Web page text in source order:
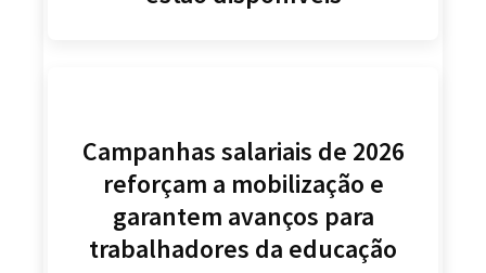
Campanhas salariais de 2026
reforçam a mobilização e
garantem avanços para
trabalhadores da educação